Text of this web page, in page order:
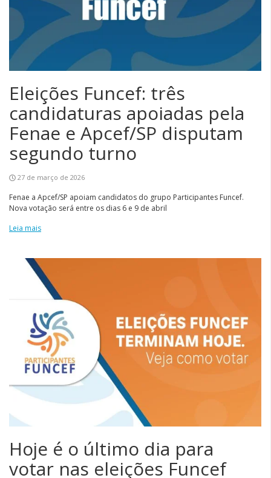
Eleições Funcef: três
candidaturas apoiadas pela
Fenae e Apcef/SP disputam
segundo turno
27 de março de 2026
Fenae a Apcef/SP apoiam candidatos do grupo Participantes Funcef.
Nova votação será entre os dias 6 e 9 de abril
Leia mais
Hoje é o último dia para
votar nas eleições Funcef